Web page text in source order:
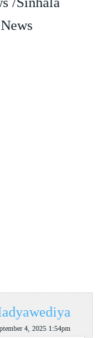
4, 2025 1:54pm